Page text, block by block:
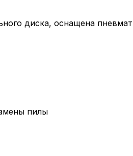
диска, оснащена
пилы